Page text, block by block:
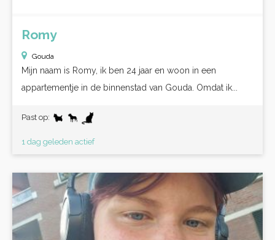
Romy
Gouda
Mijn naam is Romy, ik ben 24 jaar en woon in een
appartementje in de binnenstad van Gouda. Omdat ik...
Past op:
1 dag geleden actief